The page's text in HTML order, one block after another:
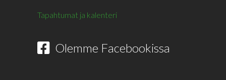
Tapahtumat ja kalenteri
Olemme Facebookissa